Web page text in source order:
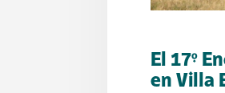
El 17°
en Villa